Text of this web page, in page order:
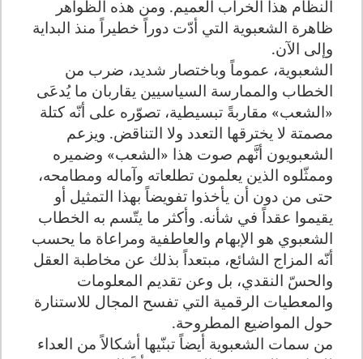
النظام هذا الخراب العميم. ومن هذه الظواهر
ظاهرة الشعبوية التي أدّت دوراً خطيراً منذ البداية
وإلى الآن.
الشعبوية، عموماً وباختصار شديد، ضرب من
الخطاب والممارسة السياسيين يقاربان ما يُدعَى
«الشعب» مقاربةً تبسيطية، تصوّره على أنّه كتلة
مصمتة لا يخترقها التعدد ولا التناقض. ويزعم
الشعبويون أنَّهم صوت هذا «الشعب» وضميره
وممثّلوه الذين يعلمون تطلعاته وآماله ومطامحه،
حتى من دون أن يأخذوا تفويضاً بهذا التمثيل أو
يقيموا عقداً في شأنه. وأكثر ما يتّسم به الخطاب
الشعبوي هو الإبهام والعاطفية ومراعاة ما يحسب
أنّه المزاج الشائع، مبتعداً بذلك عن مخاطبة العقل
والحسّ النقدي، بل وعن تقديم المعلومات
والمعطيات الرقمية التي تفسح المجال للاستنارة
حول المواضيع المطروحة.
من سمات الشعبوية أيضاً تبنّيها أشكالاً من العداء